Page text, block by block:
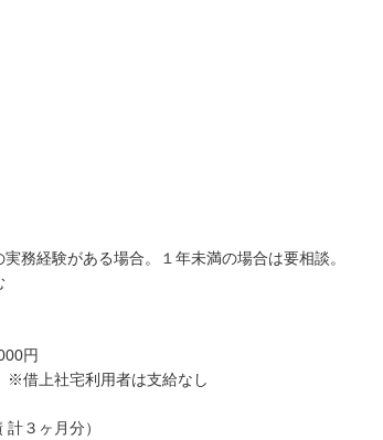
務経験がある場合。１年未満の場合は要相談。
円
※借上社宅利用者は支給なし
３ヶ月分）